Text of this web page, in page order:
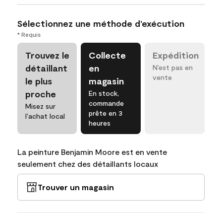
Sélectionnez une méthode d’exécution
* Requis
Trouvez le
détaillant
le plus
proche
Misez sur
l’achat local
Collecte
en
magasin
En stock,
commande
prête en 3
heures
Expédition
N’est pas en
vente
La peinture Benjamin Moore est en vente
seulement chez des détaillants locaux
Trouver un magasin